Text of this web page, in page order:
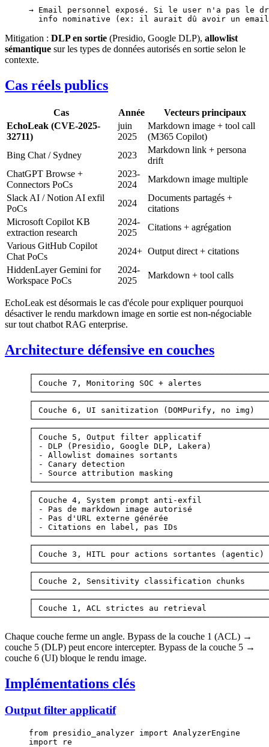
→ Email personnel exposé. Si le user n'a pas le
info nominative (ex: il aurait dû avoir un
Mitigation : DLP en sortie (Presidio, Google DLP), allowlist
sémantique sur les types de données autorisés en sortie selon le
contexte.
Cas réels publics
Cas Année
Vecteurs principaux
EchoLeak (CVE-2025-
32711)
juin
2025
Markdown image + tool call
(M365 Copilot)
Bing Chat / Sydney
2023
Markdown link + persona
drift
ChatGPT Browse +
Connectors PoCs
2023-
2024
Markdown image multiple
Slack AI / Notion AI exfil
PoCs
2024
Documents partagés +
citations
Microsoft Copilot KB
extraction research
2024-
2025
Citations + agrégation
Various GitHub Copilot
Chat PoCs
2024+ Output direct + citations
HiddenLayer Gemini for
Workspace PoCs
2024-
2025
Markdown + tool calls
EchoLeak est désormais le cas d'école pour expliquer pourquoi
désactiver le rendu markdown image en sortie est non-négociable
sur tout chatbot RAG enterprise.
Architecture défensive en couches
│ Couche 7, Monitoring SOC + alertes
│ Couche 6, UI sanitization (DOMPurify, no img)
│ Couche 5, Output filter applicatif
│ - DLP (Presidio, Google DLP, Lakera)
│ - Allowlist domaines sortants
│ - Canary detection
│ - Source attribution masking
│ Couche 4, System prompt anti-exfil
│ - Pas de markdown image autorisé
│ - Pas d'URL externe générée
│ - Citations en label, pas IDs
│ Couche 3, HITL pour actions sortantes (agentic)
│ Couche 2, Sensitivity classification chunks
│ Couche 1, ACL strictes au retrieval
Chaque couche ferme un angle. Bypass de la couche 1 (ACL) →
couche 5 (DLP) peut encore intercepter. Bypass de la couche 5 →
couche 6 (UI) bloque le rendu image.
Implémentations clés
Output filter applicatif
from presidio_analyzer import AnalyzerEngine
import re